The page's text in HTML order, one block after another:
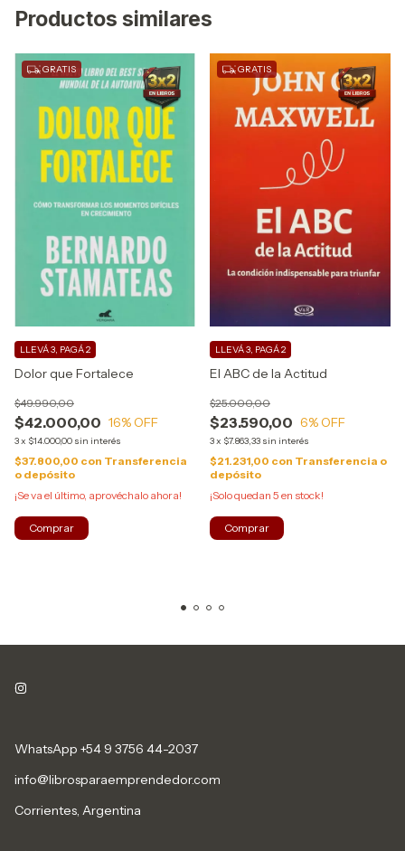
Productos similares
GRATIS
Dolor que Fortalece
$42.000,00
$49.990,00
16% OFF
3x $14.000,00 sin interés
LLEVÁ 3, PAGÁ 2
$37.800,00 con Transferencia
o depósito
¡Se va el último, aprovéchalo ahora!
GRATIS
El ABC de la Actitud
$23.590,00
$25.000,00
6% OFF
3x $7.863,33 sin interés
LLEVÁ 3, PAGÁ 2
$21.231,00 con Transferencia o
depósito
¡Solo quedan 5 en stock!
WhatsApp +54 9 3756 44-2037
info@librosparaemprendedor.com
Corrientes, Argentina